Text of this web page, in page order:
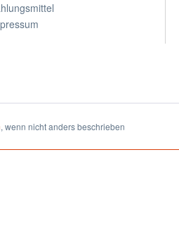
, wenn nicht anders beschrieben